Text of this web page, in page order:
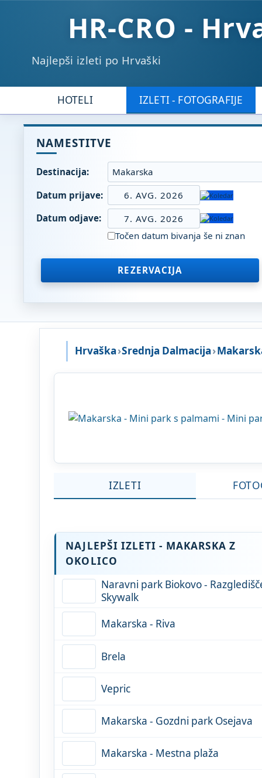
HR-CRO -
Najlepši izleti po Hrvaški
HOTELI IZLETI - FOTOGRAFIJE
NAMESTITVE
Destinacija:
Datum prijave:
6. AVG. 2026
Datum odjave:
7. AVG. 2026
Točen datum bivanja še ni znan
REZERVACIJA
Hrvaška›Srednja Dalmacija›
IZLETI
NAJLEPŠI IZLETI - MAKARSKA Z
OKOLICO
Naravni park Biokovo -
Skywalk
Makarska - Riva
Brela
Vepric
Makarska - Gozdni park Osejava
Makarska - Mestna plaža